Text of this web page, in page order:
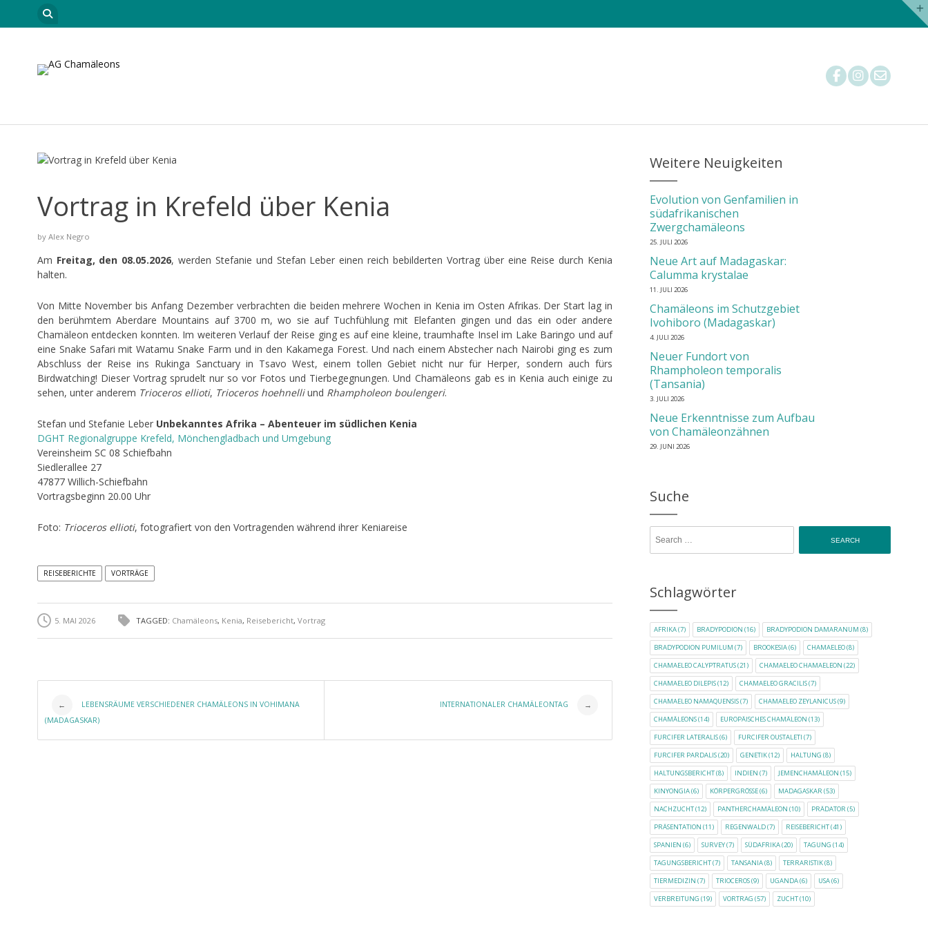
Vortrag in Krefeld über Kenia
by Alex Negro
Am Freitag, den 08.05.2026, werden Stefanie und Stefan Leber einen reich bebilderten Vortrag über eine Reise durch Kenia
halten.
Von Mitte November bis Anfang Dezember verbrachten die beiden mehrere Wochen in Kenia im Osten Afrikas. Der Start lag in
den berühmtem Aberdare Mountains auf 3700 m, wo sie auf Tuchfühlung mit Elefanten gingen und das ein oder andere
Chamäleon entdecken konnten. Im weiteren Verlauf der Reise ging es auf eine kleine, traumhafte Insel im Lake Baringo und auf
eine Snake Safari mit Watamu Snake Farm und in den Kakamega Forest. Und nach einem Abstecher nach Nairobi ging es zum
Abschluss der Reise ins Rukinga Sanctuary in Tsavo West, einem tollen Gebiet nicht nur für Herper, sondern auch fürs
Birdwatching! Dieser Vortrag sprudelt nur so vor Fotos und Tierbegegnungen. Und Chamäleons gab es in Kenia auch einige zu
sehen, unter anderem Trioceros ellioti, Trioceros hoehnelliund Rhampholeon boulengeri.
Stefan und Stefanie Leber Unbekanntes Afrika – Abenteuer im südlichen Kenia
DGHT Regionalgruppe Krefeld, Mönchengladbach und Umgebung
Vereinsheim SC 08 Schiefbahn
Siedlerallee 27
47877 Willich-Schiefbahn
Vortragsbeginn 20.00 Uhr
Foto: Trioceros ellioti, fotografiert von den Vortragenden während ihrer Keniareise
REISEBERICHTE VORTRÄGE
5. MAI 2026 TAGGED: Chamäleons, Kenia, Reisebericht, Vortrag
Post navigation
←
LEBENSRÄUME VERSCHIEDENER CHAMÄLEONS IN VOHIMANA
(MADAGASKAR)
INTERNATIONALER CHAMÄLEONTAG →
Weitere Neuigkeiten
Evolution von Genfamilien in
südafrikanischen
Zwergchamäleons
25. JULI 2026
Neue Art auf Madagaskar:
Calumma krystalae
11. JULI 2026
Chamäleons im Schutzgebiet
Ivohiboro (Madagaskar)
4. JULI 2026
Neuer Fundort von
Rhampholeon temporalis
(Tansania)
3. JULI 2026
Neue Erkenntnisse zum Aufbau
von Chamäleonzähnen
29. JUNI 2026
Suche
Schlagwörter
AFRIKA(7) BRADYPODION (16) BRADYPODION DAMARANUM (8)
BRADYPODION PUMILUM (7) BROOKESIA(6) CHAMAELEO(8)
CHAMAELEO CALYPTRATUS(21) CHAMAELEO CHAMAELEON (22)
CHAMAELEO DILEPIS(12) CHAMAELEO GRACILIS(7)
CHAMAELEO NAMAQUENSIS(7) CHAMAELEO ZEYLANICUS(9)
CHAMÄLEONS(14) EUROPÄISCHES CHAMÄLEON (13)
FURCIFER LATERALIS(6) FURCIFER OUSTALETI (7)
FURCIFER PARDALIS(20) GENETIK(12) HALTUNG (8)
HALTUNGSBERICHT(8) INDIEN (7) JEMENCHAMÄLEON (15)
KINYONGIA(6) KÖRPERGRÖSSE (6) MADAGASKAR(53)
NACHZUCHT(12) PANTHERCHAMÄLEON (10) PRÄDATOR(5)
PRÄSENTATION (11) REGENWALD(7) REISEBERICHT(41)
SPANIEN (6) SURVEY(7) SÜDAFRIKA(20) TAGUNG (14)
TAGUNGSBERICHT(7) TANSANIA(8) TERRARISTIK(8)
TIERMEDIZIN (7) TRIOCEROS(9) UGANDA(6) USA(6)
VERBREITUNG (19) VORTRAG (57) ZUCHT(10)